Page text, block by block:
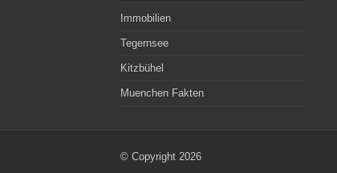
Immobilien
Tegernsee
Kitzbühel
Muenchen Fakten
© Copyright 2026